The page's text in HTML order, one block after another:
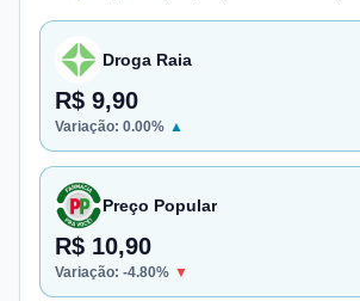
Droga Raia
R$ 9,90
Variação: 0.00% ▲
Preço Popular
R$ 10,90
Variação: -4.80% ▼